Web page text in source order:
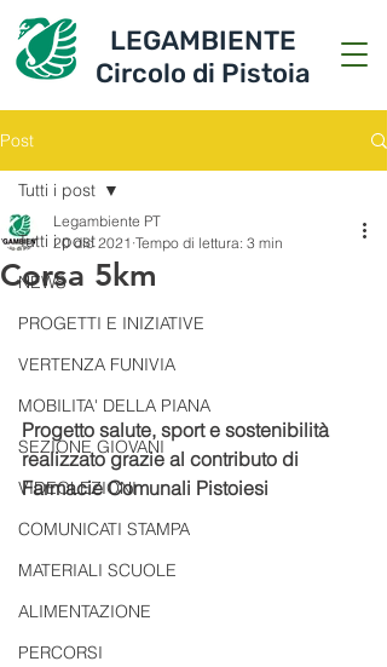
LEGAMBIENTE
Circolo di Pistoia
Post
Tutti i post
NEWS
PROGETTI E INIZIATIVE
VERTENZA FUNIVIA
MOBILITA' DELLA PIANA
SEZIONE GIOVANI
VIDEOLEZIONI
COMUNICATI STAMPA
MATERIALI SCUOLE
ALIMENTAZIONE
PERCORSI
Tutti i post
Corsa 5km
Legambiente PT
20 dic 2021 Tempo di lettura: 3 min
Progetto salute, sport e sostenibilità
realizzato grazie al contributo di
Farmacie Comunali Pistoiesi